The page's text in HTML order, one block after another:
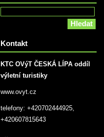
Kontakt
KTC OVýT ČESKÁ LÍPA oddíl
výletní turistiky
www.ovyt.cz
telefony: +420702444925,
+420607815643